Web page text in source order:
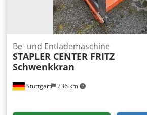
Stuttgart 236 km
Be- und Entlademaschine
STAPLER CENTER FRITZ
Schwenkkran